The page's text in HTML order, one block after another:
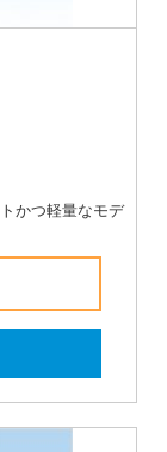
かつ軽量なモデ